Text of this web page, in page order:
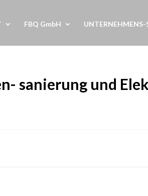
FBQ GmbH UNTERNEHMENS-
sanierung und